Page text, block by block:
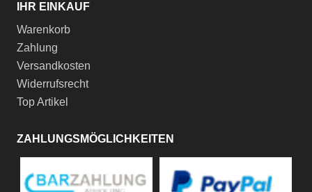
IHR EINKAUF
Warenkorb
Zahlung
Versandkosten
Widerrufsrecht
Top Artikel
ZAHLUNGSMÖGLICHKEITEN